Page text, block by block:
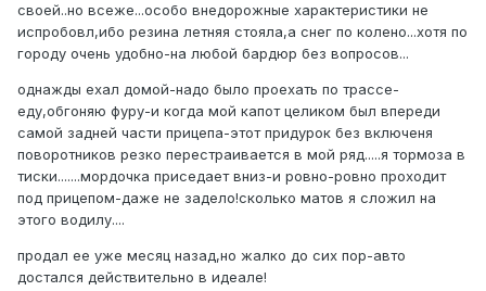
своей..но всеже...особо внедорожные характеристики не
испробовл,ибо резина летняя стояла,а снег по колено...хотя по
городу очень удобно-на любой бардюр без вопросов...
однажды ехал домой-надо было проехать по трассе-
еду,обгоняю фуру-и когда мой капот целиком был впереди
самой задней части прицепа-этот придурок без включеня
поворотников резко перестраивается в мой ряд.....я тормоза в
тиски.......мордочка приседает вниз-и ровно-ровно проходит
под прицепом-даже не задело!сколько матов я сложил на
этого водилу....
продал ее уже месяц назад,но жалко до сих пор-авто
достался действительно в идеале!